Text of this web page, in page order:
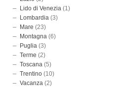
Lido di Venezia (1)
Lombardia (3)
Mare (23)
Montagna (6)
Puglia (3)
Terme (2)
Toscana (5)
Trentino (10)
Vacanza (2)